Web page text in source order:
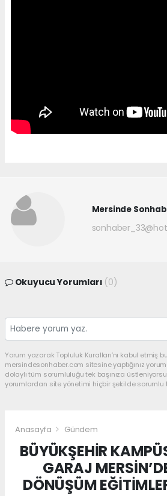
Mersinde
Okuyucu Yorumları (0)
Yorum yazarak Topluluk Kuralları’nı kabul etmiş
mersindesonhaber.com sitesine yaptığınız
dolaylı tüm sorumluluğu tek başınıza
yorumlardan site yönetimi hiçbir şekilde sorumlu
Anasayfa Gündem
BÜYÜKŞEHİR
GARAJ
DÖNÜŞÜM